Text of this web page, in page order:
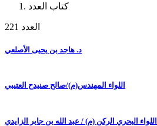
كتاب العدد
العدد 221
د. هاجد بن يحيى الأصلعي
اللواء المهندس(م)/صالح صنيدح العتيبي
اللواء البحري الركن (م) / عبد الله بن جابر الزايدي